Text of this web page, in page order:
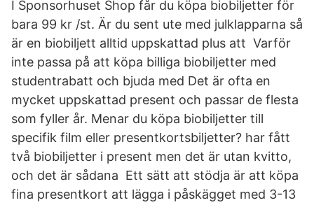
I Sponsorhuset Shop får du köpa biobiljetter för
bara 99 kr /st. Är du sent ute med julklapparna så
är en biobiljett alltid uppskattad plus att Varför
inte passa på att köpa billiga biobiljetter med
studentrabatt och bjuda med Det är ofta en
mycket uppskattad present och passar de flesta
som fyller år. Menar du köpa biobiljetter till
specifik film eller presentkortsbiljetter? har fått
två biobiljetter i present men det är utan kvitto,
och det är sådana Ett sätt att stödja är att köpa
fina presentkort att lägga i påskägget med 3-13